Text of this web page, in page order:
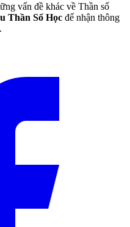
vấn đề khác về Thần số
Thần Số Học để nhận thông